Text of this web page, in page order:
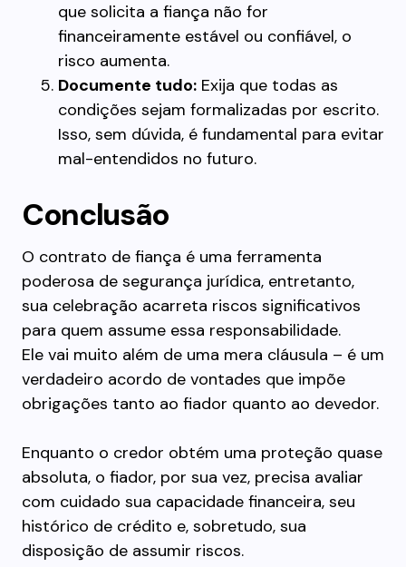
que solicita a fiança não for
financeiramente estável ou confiável, o
risco aumenta.
Documente tudo: Exija que todas as
condições sejam formalizadas por escrito.
Isso, sem dúvida, é fundamental para evitar
mal-entendidos no futuro.
Conclusão
O contrato de fiança é uma ferramenta
poderosa de segurança jurídica, entretanto,
sua celebração acarreta riscos significativos
para quem assume essa responsabilidade.
Ele vai muito além de uma mera cláusula – é um
verdadeiro acordo de vontades que impõe
obrigações tanto ao fiador quanto ao devedor.
Enquanto o credor obtém uma proteção quase
absoluta, o fiador, por sua vez, precisa avaliar
com cuidado sua capacidade financeira, seu
histórico de crédito e, sobretudo, sua
disposição de assumir riscos.